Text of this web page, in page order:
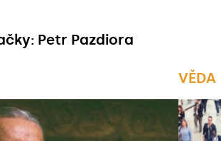
Petr Pazdiora
VĚDA